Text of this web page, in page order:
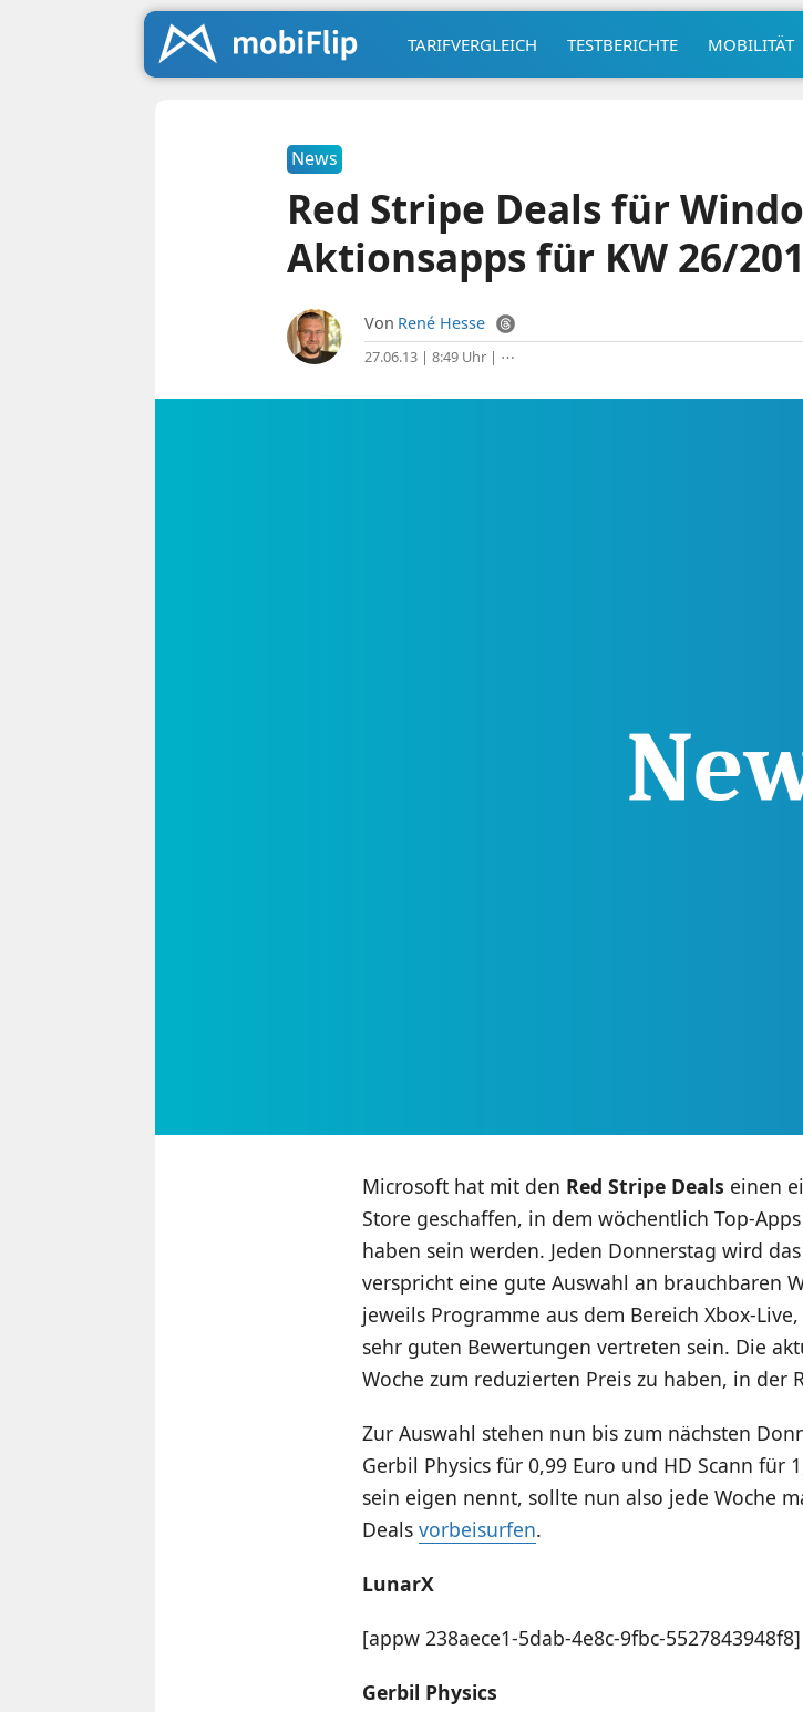
TARIFVERGLEICH TESTBERICHTE MOBILITÄT
News
Red Stripe Deals für
Aktionsapps für KW 26/
Von René Hesse
27.06.13 | 8:49 Uhr| ⋯
Microsoft hat mit den Red Stripe Deals einen
Store geschaffen, in dem wöchentlich Top-
haben sein werden. Jeden Donnerstag wird
verspricht eine gute Auswahl an brauchbaren
jeweils Programme aus dem Bereich Xbox-
sehr guten Bewertungen vertreten sein. Die
Woche zum reduzierten Preis zu haben, in der
Zur Auswahl stehen nun bis zum nächsten
Gerbil Physics für 0,99 Euro und HD Scann für
sein eigen nennt, sollte nun also jede Woche
Deals vorbeisurfen.
LunarX
[appw 238aece1-5dab-4e8c-9fbc-5527843948f8]
Gerbil Physics